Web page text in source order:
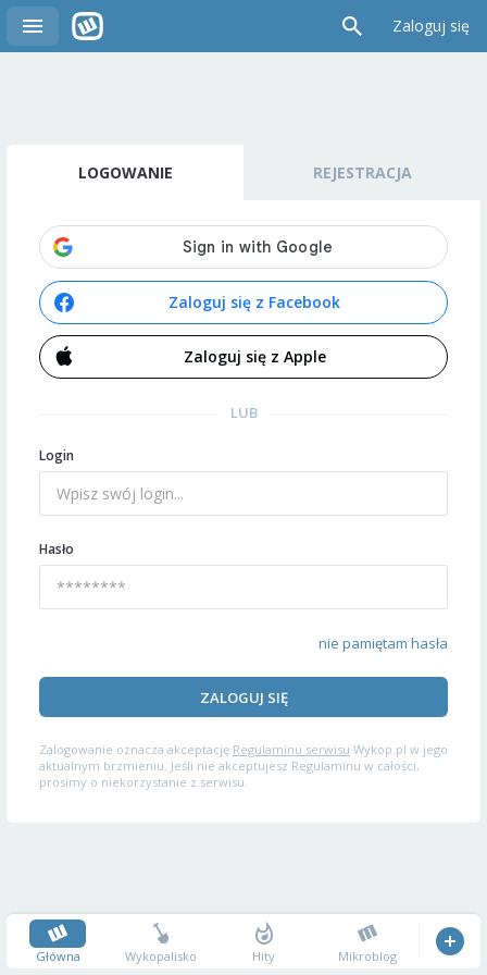
Zaloguj się
LOGOWANIE REJESTRACJA
Zaloguj się z Facebook
Zaloguj się z Apple
LUB
Login
Hasło
nie pamiętam hasła
ZALOGUJ SIĘ
Zalogowanie oznacza akceptację Regulaminu serwisu Wykop.pl w jego
aktualnym brzmieniu. Jeśli nie akceptujesz Regulaminu w całości,
prosimy o niekorzystanie z serwisu.
Główna Wykopalisko Hity Mikroblog